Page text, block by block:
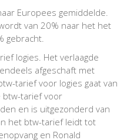
Europees gemiddelde.
van 20% naar het het
gebracht.
logies. Het verlaagde
afgeschaft met
tarief voor logies gaat van
btw-tarief voor
en is uitgezonderd van
het btw-tarief leidt tot
en Ronald